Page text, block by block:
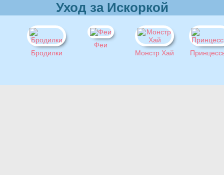
Уход за Искоркой
Бродилки
Феи
Монстр Хай